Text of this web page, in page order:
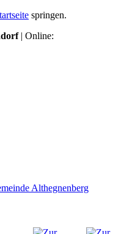
springen.
| Online: